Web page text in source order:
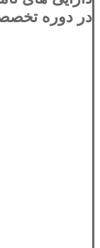
در دوره